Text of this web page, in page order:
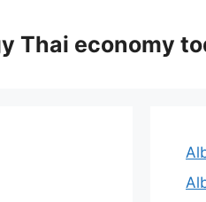
Thai economy